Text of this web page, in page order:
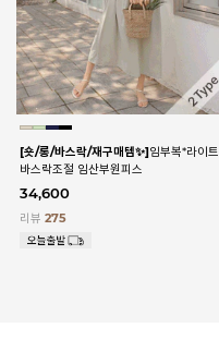
[숏/롱/바스락/재구매템✨]임부복*라이트
바스락조절 임산부원피스
34,600
리뷰 275